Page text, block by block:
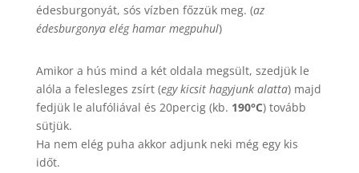
édesburgonyát, sós vízben főzzük meg. (az
édesburgonya elég hamar megpuhul)
Amikor a hús mind a két oldala megsült, szedjük le
alóla a felesleges zsírt (egy kicsit hagyjunk alatta) majd
fedjük le alufóliával és 20percig (kb. 190°C) tovább
sütjük.
Ha nem elég puha akkor adjunk neki még egy kis
időt.